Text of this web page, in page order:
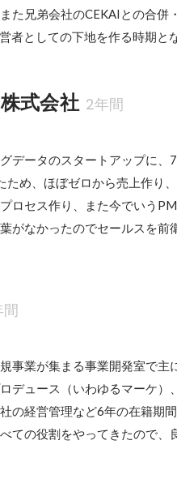
た兄弟会社のCEKAIとの合併
としての下地を作る時期と
式会社 2年間
データのスタートアップに、
ため、ほぼゼロから売上作り
ロセス作り、また今でいう
がなかったのでセールスを前
事業が集まる事業開発室で主
デュース（いわゆるマーケ）
の経営管理など6年の在籍期
ての役割をやってきたので、